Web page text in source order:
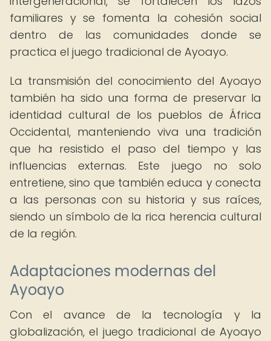
familiares y se fomenta la cohesión social
dentro de las comunidades donde se
practica el juego tradicional de Ayoayo.
La transmisión del conocimiento del Ayoayo
también ha sido una forma de preservar la
identidad cultural de los pueblos de África
Occidental, manteniendo viva una tradición
que ha resistido el paso del tiempo y las
influencias externas. Este juego no solo
entretiene, sino que también educa y conecta
a las personas con su historia y sus raíces,
siendo un símbolo de la rica herencia cultural
de la región.
Adaptaciones modernas del
Ayoayo
Con el avance de la tecnología y la
globalización, el juego tradicional de Ayoayo